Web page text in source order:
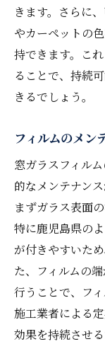
きます。さらに
やカーペットの
持できます。こ
ることで、持続
きるでしょう。
フィルムのメン
窓ガラスフィル
的なメンテナン
まずガラス表面
特に鹿児島県の
が付きやすいた
た、フィルムの
行うことで、フ
施工業者による
効果を持続させ